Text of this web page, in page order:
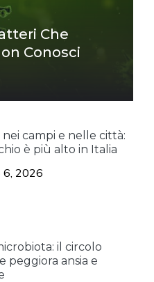
Che
Conosci
campi e nelle città:
è più alto in Italia
6, 2026
il circolo
peggiora ansia e